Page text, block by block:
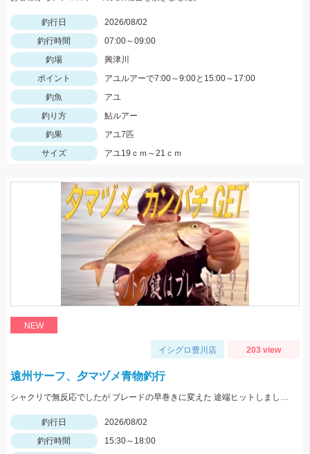
釣行日
2026/08/02
釣行時間
07:00～09:00
釣場
興津川
ポイント
アユルアーで7:00～9:00と15:00～17:00
釣魚
アユ
釣り方
鮎ルアー
釣果
アユ7匹
サイズ
アユ19ｃｍ～21ｃｍ
NEW
イシグロ豊川店 203 view
遠州サーフ、夕マヅメ青物釣行
シャクリで無反応でしたが ブレードの早巻きに変えた 途端ヒットしましたよ！
釣行日
2026/08/02
釣行時間
15:30～18:00